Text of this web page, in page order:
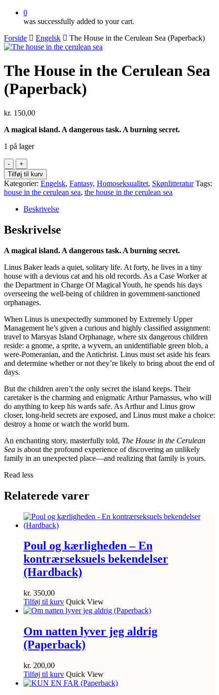
0
was successfully added to your cart.
Forside
Engelsk The House in the Cerulean Sea (Paperback)
The House in the Cerulean Sea
(Paperback)
kr. 150,00
A magical island. A dangerous task. A burning secret.
1 på lager
The
House
in
the
Cerulean
Sea
(Paperback)
antal
Tilføj til kurv
Kategorier: Engelsk, Fantasy, Homoseksualitet, Skønlitteratur Tags:
house in the cerulean sea, the house in the cerulean sea
Beskrivelse
Beskrivelse
A magical island. A dangerous task. A burning secret.
Linus Baker leads a quiet, solitary life. At forty, he lives in a tiny
house with a devious cat and his old records. As a Case Worker at
the Department in Charge Of Magical Youth, he spends his days
overseeing the well-being of children in government-sanctioned
orphanages.
When Linus is unexpectedly summoned by Extremely Upper
Management he’s given a curious and highly classified assignment:
travel to Marsyas Island Orphanage, where six dangerous children
reside: a gnome, a sprite, a wyvern, an unidentifiable green blob, a
were-Pomeranian, and the Antichrist. Linus must set aside his fears
and determine whether or not they’re likely to bring about the end of
days.
But the children aren’t the only secret the island keeps. Their
caretaker is the charming and enigmatic Arthur Parnassus, who will
do anything to keep his wards safe. As Arthur and Linus grow
closer, long-held secrets are exposed, and Linus must make a choice:
destroy a home or watch the world burn.
An enchanting story, masterfully told, The House in the Cerulean
Sea is about the profound experience of discovering an unlikely
family in an unexpected place―and realizing that family is yours.
Read less
Relaterede varer
Poul og kærligheden – En
kontrærseksuels bekendelser
(Hardback)
kr. 350,00
Tilføj til kurv Quick View
Om natten lyver jeg aldrig
(Paperback)
kr. 200,00
Tilføj til kurv Quick View